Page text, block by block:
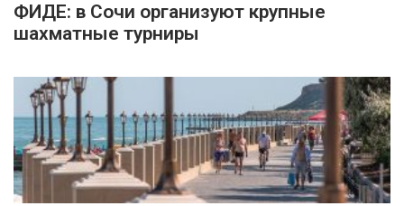
ФИДЕ: в Сочи организуют крупные
шахматные турниры